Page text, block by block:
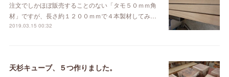
注文でしかほぼ販売することのない「タモ５０ｍｍ角
材」ですが、長さ約１２００ｍｍで４本製材してみ…
2019.03.15 00:32
天杉キューブ、５つ作りました。